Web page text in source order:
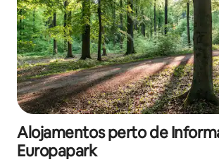
Alojamentos perto de
Europapark